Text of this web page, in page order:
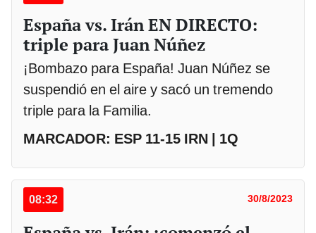
España vs. Irán EN DIRECTO:
triple para Juan Núñez
¡Bombazo para España! Juan Núñez se
suspendió en el aire y sacó un tremendo
triple para la Familia.
MARCADOR: ESP 11-15 IRN | 1Q
08:32 30/8/2023